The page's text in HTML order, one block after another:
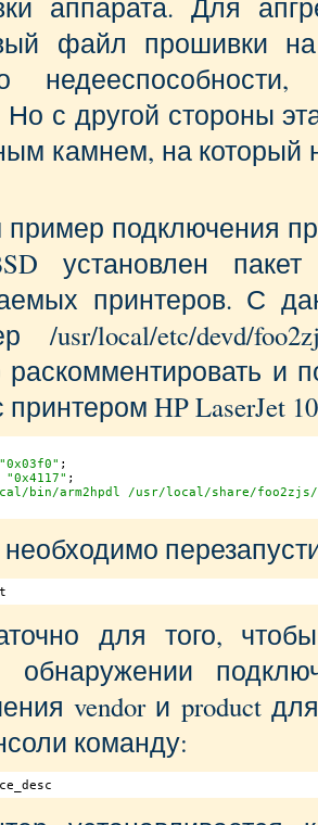
файл прошивки
Но с другой стороны
камнем, на который
подключения
установлен
принтеров. С
/usr/local/etc/devd/
и
HP LaserJet
"0x03f0" ;
"0x4117" ;
bin/arm2hpdl /usr/local/share/foo2zjs/
для того,
обнаружении
vendor и product
команду: